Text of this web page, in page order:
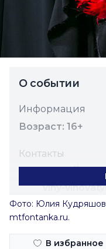
О событии
Информация
Возраст: 16+
Контакты
https://
viny-
Фото: Юлия
mtfontanka.ru.
В избранное